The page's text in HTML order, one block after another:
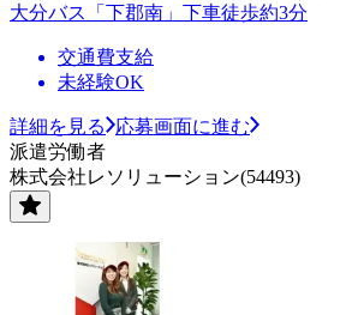
大分バス「下郡南」下車徒歩約3分
交通費支給
未経験OK
詳細を見る
応募画面に進む
派遣労働者
株式会社レソリューション(54493)